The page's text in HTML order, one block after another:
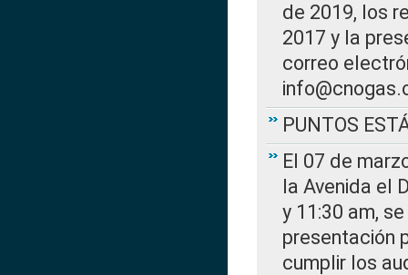
de 2019, los
2017 y la
correo
PUNTOS
El 07 de
la Avenida el
y 11:30 am,
presentación
cumplir los